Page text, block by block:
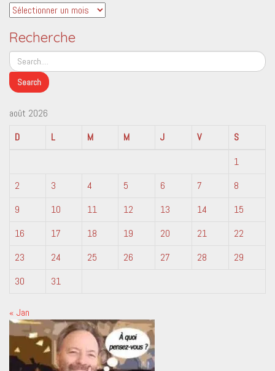
Archives
Recherche
août 2026
D
L M M J V
S
1
2
3 4 5 6 7
8
9
10 11 12 13 14
15
16
17 18 19 20 21
22
23
24 25 26 27 28
29
30
31
« Jan